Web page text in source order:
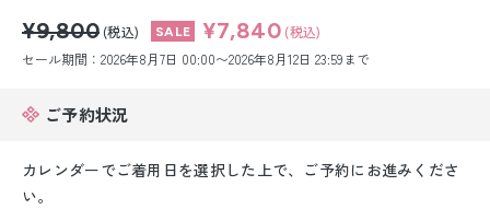
小物販売品
¥9,800 (税込) ¥7,840 (税込)
セール期間：2026年8月7日 00:00〜2026年8月12日 23:59まで
ご予約状況
カレンダーでご着用日を選択した上で、ご予約にお進みくださ
い。